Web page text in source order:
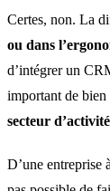
Certes, non. La
ou dans
d’intégrer un
important de bien
secteur
D’une entreprise